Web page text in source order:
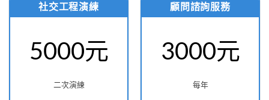
社交工程演練
5000元
二次演練
顧問諮詢服務
3000元
每年